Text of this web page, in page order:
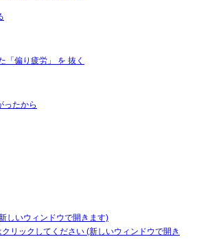
「偏り疲労」 を 抜く
ったから
しいウィンドウで開きます)
リックしてください (新しいウィンドウで開き